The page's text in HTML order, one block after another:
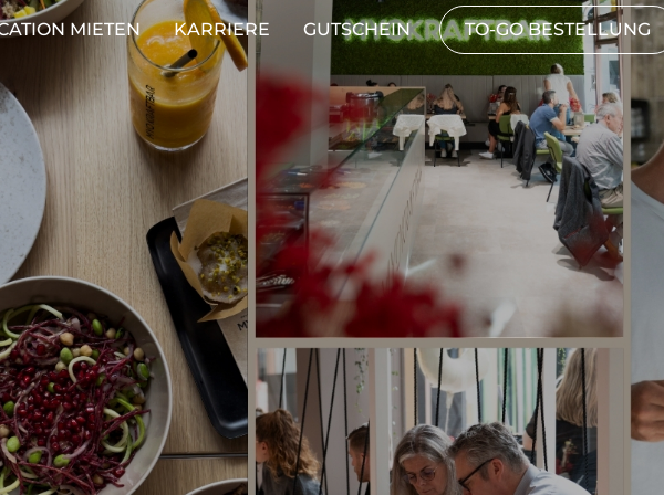
MIETEN KARRIERE GUTSCHEIN TO-GO BESTELLUNG